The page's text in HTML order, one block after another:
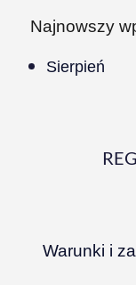
Najnowszy
Sierpień
Warunki i